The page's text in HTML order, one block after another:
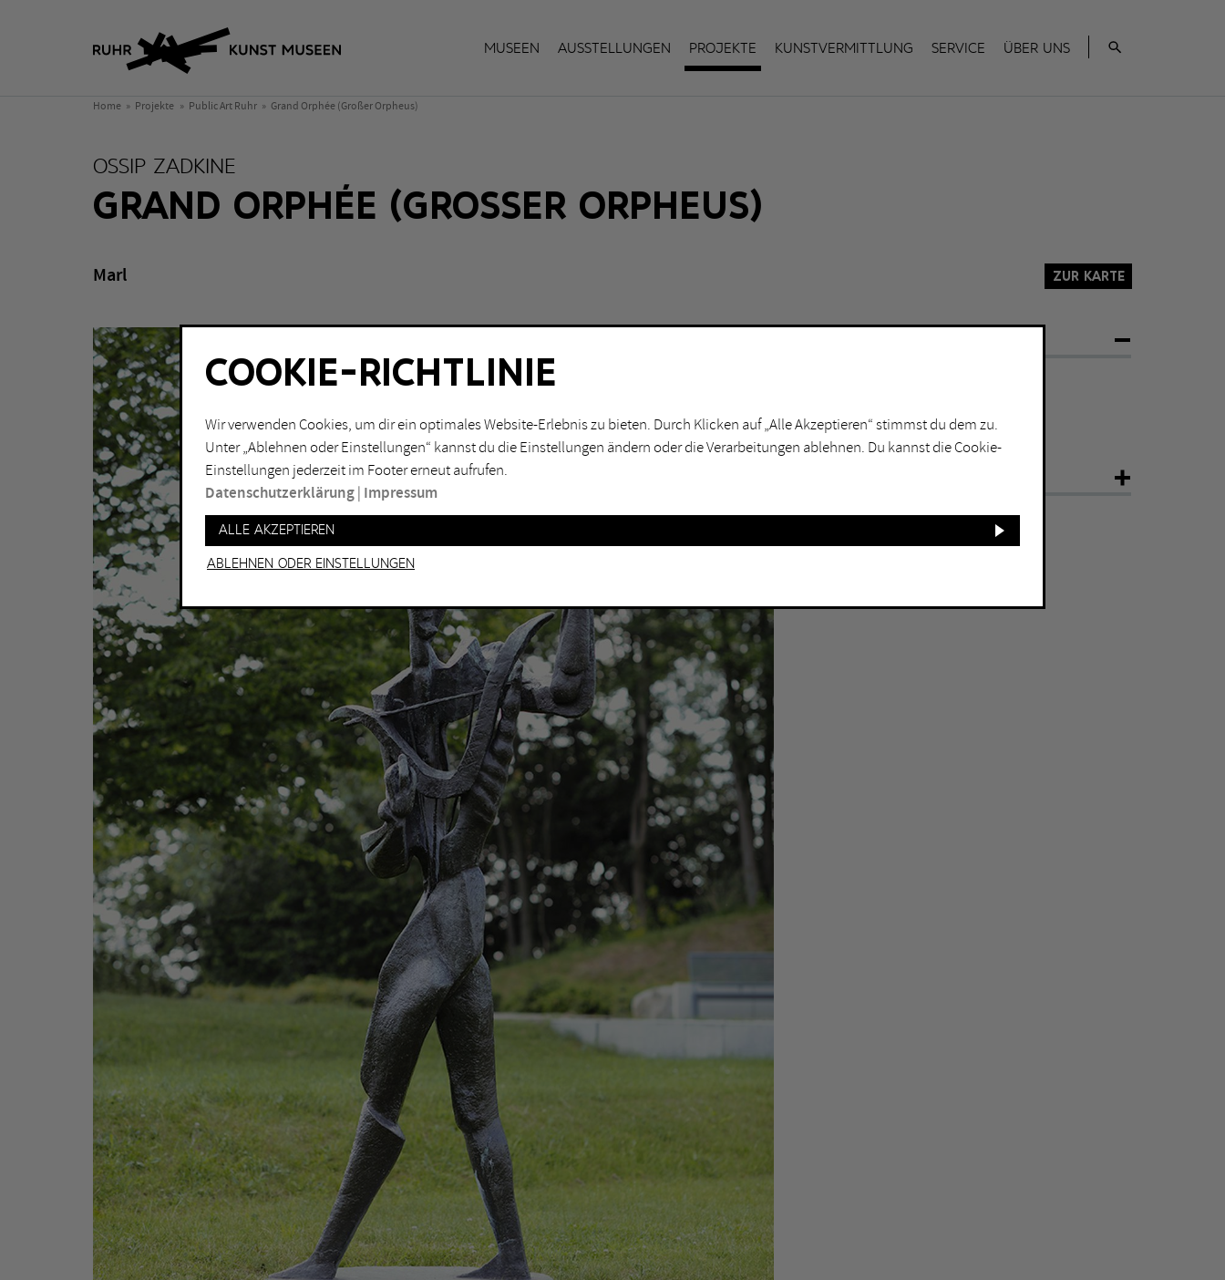
Museen Ausstellungen Projekte Kunstvermittlung Service Über uns
Home Projekte Public Art Ruhr Grand Orphée (Großer Orpheus)
OSSIP ZADKINE
GRAND ORPHÉE (GROSSER ORPHEUS)
Marl Zur Karte
45768 Marl
Jahr 1956
Größe 290 x 97 x 65 cm
COOKIE-RICHTLINIE
Wir verwenden Cookies, um dir ein optimales Website-Erlebnis zu bieten. Durch Klicken auf „Alle Akzeptieren“ stimmst du dem zu.
Unter „Ablehnen oder Einstellungen“ kannst du die Einstellungen ändern oder die Verarbeitungen ablehnen. Du kannst die Cookie-
Einstellungen jederzeit im Footer erneut aufrufen.
Datenschutzerklärung| Impressum
Alle akzeptieren
Ablehnen oder Einstellungen